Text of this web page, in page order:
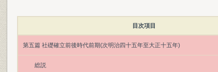
目次項目
第五篇 社礎確立前後時代前期(次明治四十五年至大正十五年)
総説